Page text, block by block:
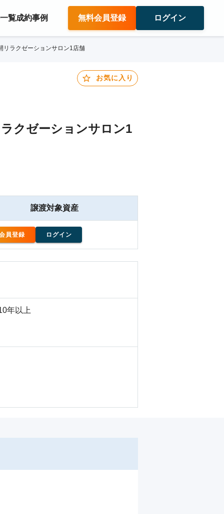
覧成約事例 無料会員登録 ログイン
ラクゼーションサロン1店舗
お気に入り
クゼーションサロン1
員登録 ログイン
譲渡対象資産
年以上